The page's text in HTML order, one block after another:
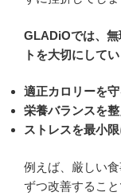
GLADiOでは、
トを大切にして
適正カロリーを
栄養バランスを
ストレスを最小
例えば、厳しい
ずつ改善するこ